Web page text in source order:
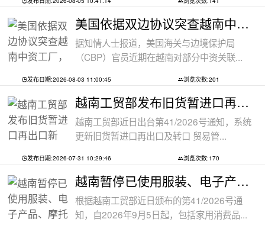
美国依据双边协议突查越南中资工厂，三
据知情人士报道，美国海关与边境保护局
（CBP）官员近期在越南对部分中资关联...
发布日期:2026-08-03 11:00:45 浏览次数:201
越南工贸部发布旧货暂进口再出口新规：
越南工贸部近日出台第41/2026号通知，系统
更新旧货暂进口再出口及转口 贸易管...
发布日期:2026-07-31 10:29:46 浏览次数:170
越南暂停已使用服装、电子产品、摩托车
根据越南工贸部近日颁布的第41/2026号通
知，自2026年9月5日起，包括家用消费品...